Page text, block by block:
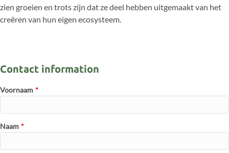
zien groeien en trots zijn dat ze deel hebben uitgemaakt van het
creëren van hun eigen ecosysteem.
Contact information
Voornaam *
Naam *